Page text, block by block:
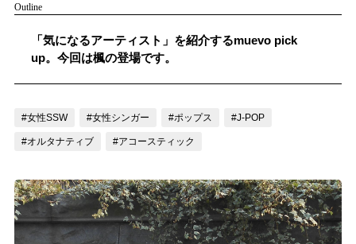
#男性シンガー #HR/HM #女性シンガー
記事一覧
プレスリリース一覧
お問い合わせ
記事リクエスト
ログイン
LINK
Outline
「気になるアーティスト」を紹介するmuevo pick
up。今回は楓の登場です。
#女性SSW #女性シンガー #ポップス #J-POP
#オルタナティブ #アコースティック